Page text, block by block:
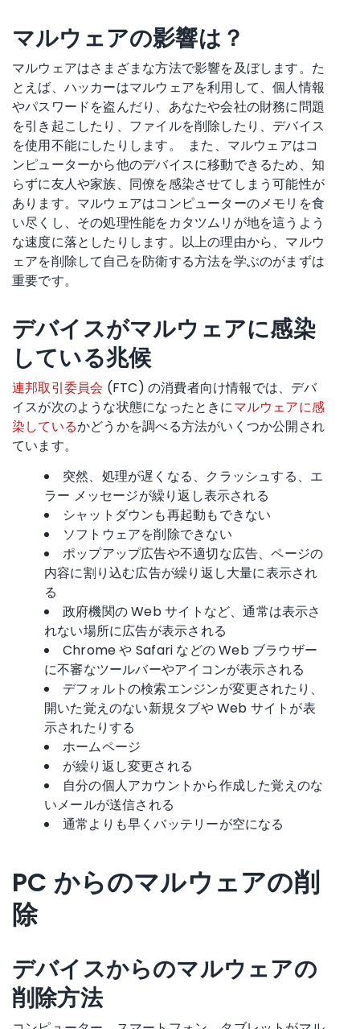
マルウェアの影響は？
マルウェアはさまざまな方法で影響を及ぼします。た
とえば、ハッカーはマルウェアを利用して、個人情報
やパスワードを盗んだり、あなたや会社の財務に問題
を引き起こしたり、ファイルを削除したり、デバイス
を使用不能にしたりします。
また、 マルウェアはコ
ンピューターから他のデバイスに移動できるため、知
らずに友人や家族、同僚を感染させてしまう可能性が
あります。マルウェアはコンピューターのメモリを食
い尽くし、その処理性能をカタツムリが地を這うよう
な速度に落としたりします。以上の理由から、マルウ
ェアを削除して自己を防衛する方法を学ぶのがまずは
重要です。
デバイスがマルウェアに感染
している兆候
連邦取引委員会 (FTC) の消費者向け情報では、デバ
イスが次のような状態になったときにマルウェアに感
染しているかどうかを調べる方法がいくつか公開され
ています。
突然、処理が遅くなる、クラッシュする、エ
ラー メッセージが繰り返し表示される
シャットダウンも再起動もできない
ソフトウェアを削除できない
ポップアップ広告や不適切な広告、ページの
内容に割り込む広告が繰り返し大量に表示され
る
政府機関の Web サイトなど、通常は表示さ
れない場所に広告が表示される
Chrome や Safari などの Web ブラウザー
に不審なツールバーやアイコンが表示される
デフォルトの検索エンジンが変更されたり、
開いた覚えのない新規タブや Web サイトが表
示されたりする
ホームページ
が繰り返し変更される
自分の個人アカウントから作成した覚えのな
いメールが送信される
通常よりも早くバッテリーが空になる
PC からのマルウェアの削
除
デバイスからのマルウェアの
削除方法